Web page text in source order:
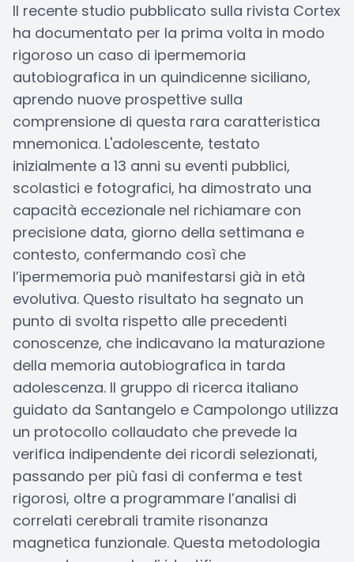
Il recente studio pubblicato sulla rivista Cortex
ha documentato per la prima volta in modo
rigoroso un caso di ipermemoria
autobiografica in un quindicenne siciliano,
aprendo nuove prospettive sulla
comprensione di questa rara caratteristica
mnemonica. L'adolescente, testato
inizialmente a 13 anni su eventi pubblici,
scolastici e fotografici, ha dimostrato una
capacità eccezionale nel richiamare con
precisione data, giorno della settimana e
contesto, confermando così che
l’ipermemoria può manifestarsi già in età
evolutiva. Questo risultato ha segnato un
punto di svolta rispetto alle precedenti
conoscenze, che indicavano la maturazione
della memoria autobiografica in tarda
adolescenza. Il gruppo di ricerca italiano
guidato da Santangelo e Campolongo utilizza
un protocollo collaudato che prevede la
verifica indipendente dei ricordi selezionati,
passando per più fasi di conferma e test
rigorosi, oltre a programmare l’analisi di
correlati cerebrali tramite risonanza
magnetica funzionale. Questa metodologia